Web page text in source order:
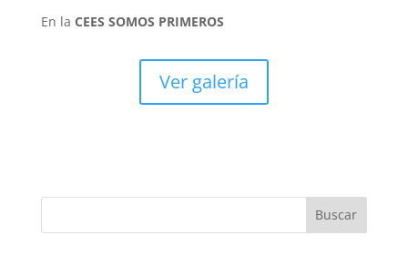
En la CEES SOMOS PRIMEROS
Ver galería